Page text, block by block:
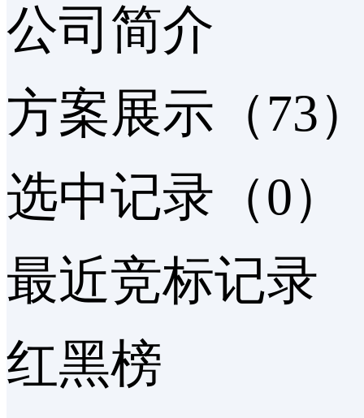
52优选量产方案旗舰店
公司简介
方案展示（73
选中记录（0）
最近竞标记录
红黑榜